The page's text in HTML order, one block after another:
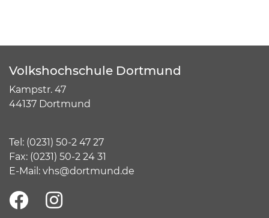
Volkshochschule Dortmund
Kampstr. 47
44137 Dortmund
Tel: (0231) 50-2 47 27
Fax: (0231) 50-2 24 31
E-Mail: vhs@dortmund.de